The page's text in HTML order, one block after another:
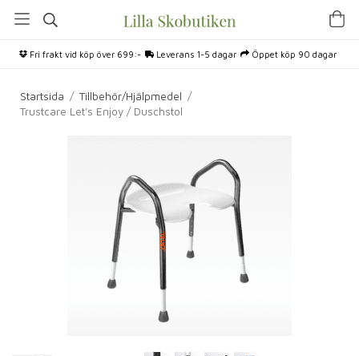
Fri frakt vid köp över 699:- Leverans 1-5 dagar Öppet köp 90 dagar
Startsida / Tillbehör/Hjälpmedel /
Trustcare Let's Enjoy / Duschstol